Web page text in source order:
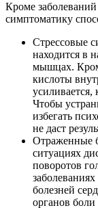
Кроме
симптоматику
Стрессовые
находится в
мышцах.
кислоты
усиливается,
Чтобы
избегать
не даст
Отраженные
ситуациях
поворотов
болезней
органов